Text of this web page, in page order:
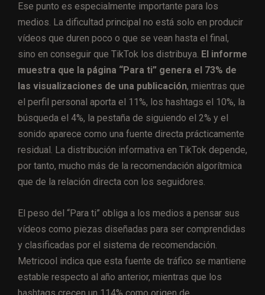
Ese punto es especialmente importante para los
medios. La dificultad principal no está solo en producir
vídeos que duren poco o que se vean hasta el final,
sino en conseguir que TikTok los distribuya. El informe
muestra que la página “Para ti” genera el 73% de
las visualizaciones de una publicación, mientras que
el perfil personal aporta el 11%, los hashtags el 10%, la
búsqueda el 4%, la pestaña de siguiendo el 2% y el
sonido aparece como una fuente directa prácticamente
residual. La distribución informativa en TikTok depende,
por tanto, mucho más de la recomendación algorítmica
que de la relación directa con los seguidores.
El peso del “Para ti” obliga a los medios a pensar sus
vídeos como piezas diseñadas para ser comprendidas
y clasificadas por el sistema de recomendación.
Metricool indica que esta fuente de tráfico se mantiene
estable respecto al año anterior, mientras que los